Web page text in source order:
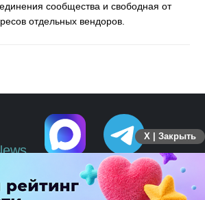
сообщества и свободная от
отдельных вендоров.
X | Закрыть
НА ПОЛНУЮ ВЕРСИЮ